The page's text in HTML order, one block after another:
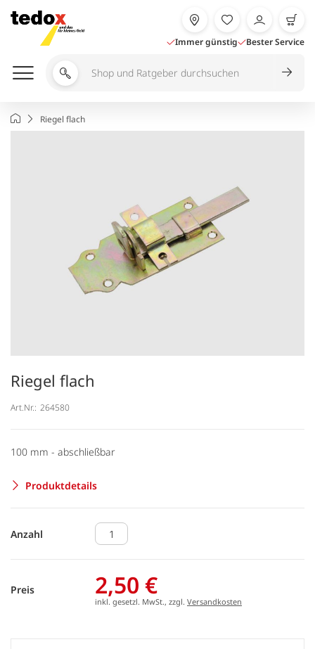
Inhalt
springen
Immer günstig Bester Service
Shop
Ratgeber
durchsuchen
StartseiteRiegel flach
Riegel flach
Art.Nr.: 264580
100 mm - abschließbar
Produktdetails
Anzahl
Preis 2,50 €
inkl. gesetzl. MwSt., zzgl. Versandkosten